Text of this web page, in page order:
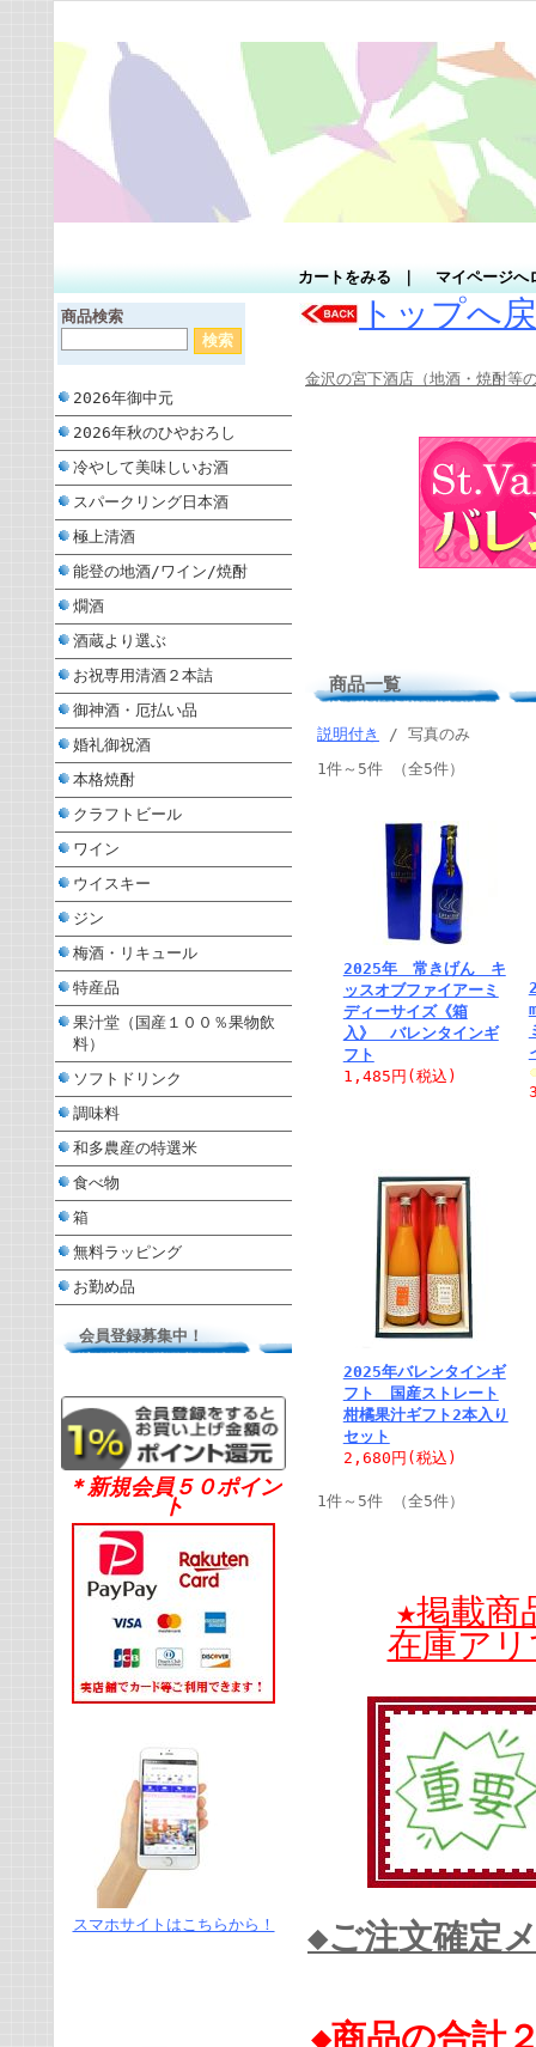
カートをみる マイページへ
商品検索
2026年御中元
2026年秋のひやおろし
冷やして美味しいお酒
スパークリング日本酒
極上清酒
能登の地酒/ワイン/焼酎
燗酒
酒蔵より選ぶ
お祝専用清酒２本詰
御神酒・厄払い品
婚礼御祝酒
本格焼酎
クラフトビール
ワイン
ウイスキー
ジン
梅酒・リキュール
特産品
果汁堂（国産１００％果物飲
料）
ソフトドリンク
調味料
和多農産の特選米
食べ物
箱
無料ラッピング
お勤め品
会員登録募集中！
＊新規会員５０ポイン
ト
スマホサイトはこちらから！
トップへ
金沢の宮下酒店（地酒・焼酎等
商品一覧
説明付き
/ 写真のみ
1件～5件 （全5件）
2025年 常きげん キ
ッスオブファイアーミ
ディーサイズ《箱
入》 バレンタインギ
フト
1,485円 (税込)
2025年バレンタインギ
フト 国産ストレート
柑橘果汁ギフト2本入り
セット
2,680円 (税込)
1件～5件 （全5件）
★掲載商
在庫ア
◆ご注文確定
◆商品の合計